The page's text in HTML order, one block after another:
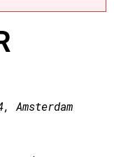
Amsterdam